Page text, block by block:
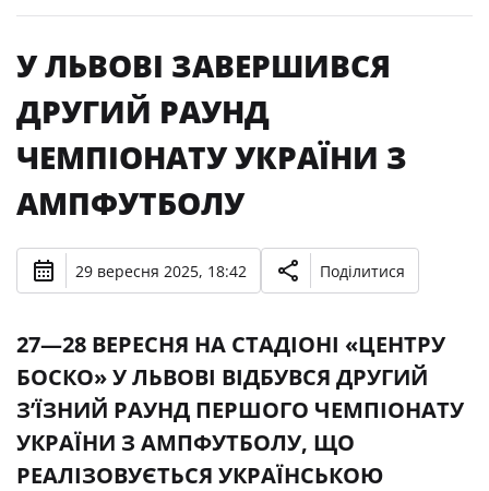
У ЛЬВОВІ ЗАВЕРШИВСЯ
ДРУГИЙ РАУНД
ЧЕМПІОНАТУ УКРАЇНИ З
АМПФУТБОЛУ
29 вересня 2025, 18:42 Поділитися
27—28 ВЕРЕСНЯ НА СТАДІОНІ «ЦЕНТРУ
БОСКО» У ЛЬВОВІ ВІДБУВСЯ ДРУГИЙ
З’ЇЗНИЙ РАУНД ПЕРШОГО ЧЕМПІОНАТУ
УКРАЇНИ З АМПФУТБОЛУ, ЩО
РЕАЛІЗОВУЄТЬСЯ УКРАЇНСЬКОЮ